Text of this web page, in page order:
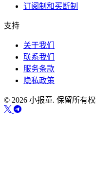
订阅制和买断制
支持
关于我们
联系我们
服务条款
隐私政策
© 2026 小报童. 保留所有权